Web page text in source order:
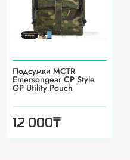
Подсумки MCTR
Emersongear CP Style
GP Utility Pouch
12 000₸